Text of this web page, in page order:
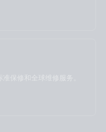
保修和全球维修服务。